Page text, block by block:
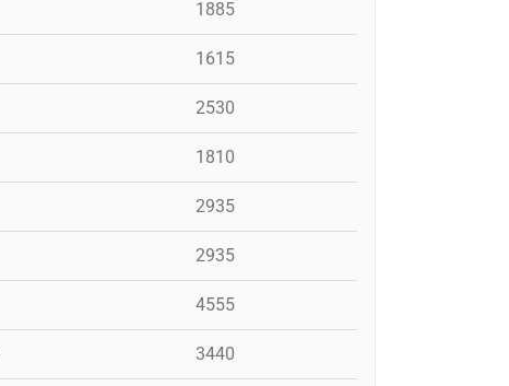
1885
1615
2530
1810
2935
2935
4555
3440